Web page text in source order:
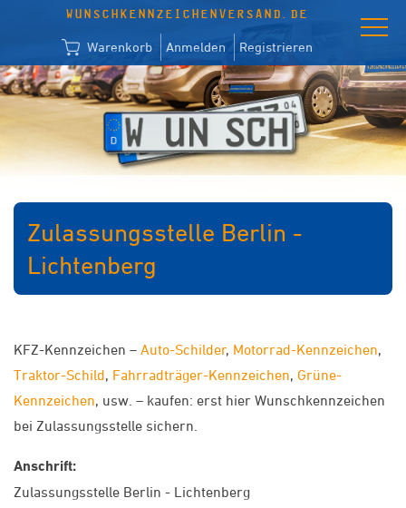
WUNSCHKENNZEICHENVERSAND.DE
Warenkorb Anmelden Registrieren
Zulassungsstelle Berlin -
Lichtenberg
KFZ-Kennzeichen – Auto-Schilder, Motorrad-Kennzeichen,
Traktor-Schild, Fahrradträger-Kennzeichen, Grüne-
Kennzeichen, usw. – kaufen: erst hier Wunschkennzeichen
bei Zulassungsstelle sichern.
Anschrift:
Zulassungsstelle Berlin - Lichtenberg